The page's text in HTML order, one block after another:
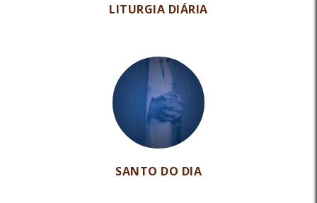
LITURGIA DIÁRIA
SANTO DO DIA